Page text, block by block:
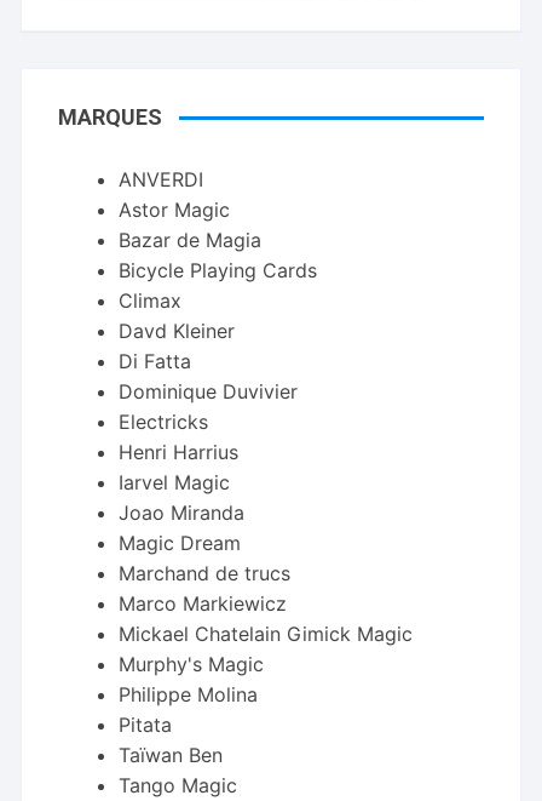
MARQUES
ANVERDI
Astor Magic
Bazar de Magia
Bicycle Playing Cards
Climax
Davd Kleiner
Di Fatta
Dominique Duvivier
Electricks
Henri Harrius
Iarvel Magic
Joao Miranda
Magic Dream
Marchand de trucs
Marco Markiewicz
Mickael Chatelain Gimick Magic
Murphy's Magic
Philippe Molina
Pitata
Taïwan Ben
Tango Magic